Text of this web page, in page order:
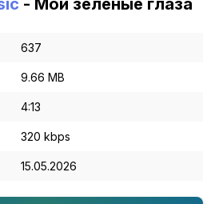
- Мои зеленые глаза
637
9.66 MB
4:13
320 kbps
15.05.2026